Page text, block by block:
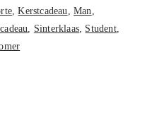
,Kerstcadeau,Man,
, Sinterklaas, Student,